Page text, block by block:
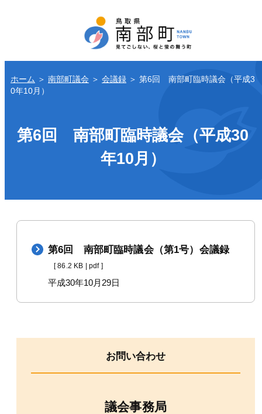
ホーム ＞ 南部町議会 ＞ 会議録 ＞ 第6回 南部町臨時議会（平成3
0年10月）
第6回 南部町臨時議会（平成30
年10月）
第6回 南部町臨時議会（第1号）会議録
[ 86.2 KB | pdf ]
平成30年10月29日
お問い合わせ
議会事務局